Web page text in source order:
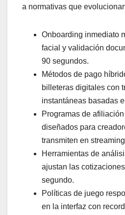
a normativas que
Onboarding inmediato
facial y validación
90 segundos.
Métodos de pago
billeteras digitales con
instantáneas basadas
Programas de
diseñados para
transmiten en
Herramientas de
ajustan las
segundo.
Políticas de juego
en la interfaz con